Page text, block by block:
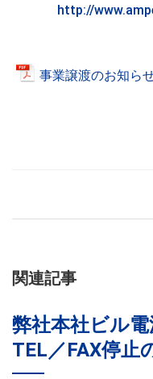
http://
事業譲渡のお知ら
関連記事
弊社本社ビル
TEL／FAX停止